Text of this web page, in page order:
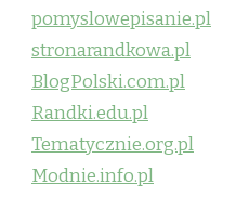
pomyslowepisanie.pl
stronarandkowa.pl
BlogPolski.com.pl
Randki.edu.pl
Tematycznie.org.pl
Modnie.info.pl